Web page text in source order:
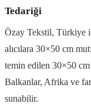
Tedariği
Özay Tekstil, Türkiye
alıcılara 30×50 cm
temin edilen 30×50
Balkanlar, Afrika ve
sunabilir.